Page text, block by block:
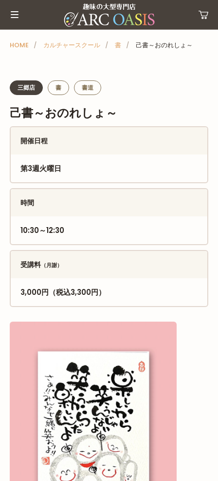
ュ
HOME カルチャースクール 書 己書～おのれしょ～
三郷店 書 書道
己書～おのれしょ～
開催日程
第3週火曜日
時間
10:30～12:30
受講料（月謝）
3,000円（税込3,300円）